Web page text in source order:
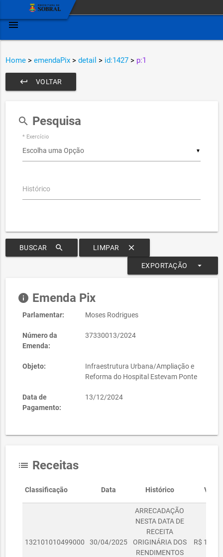
menu
Home > emendaPix > detail > id:1427 > p:1
VOLTAR
keyboard_return
search Pesquisa
▼
* Exercício
Histórico
BUSCAR search LIMPAR clear
EXPORTAÇÃO arrow_drop_down
info Emenda Pix
Parlamentar: Moses Rodrigues
Número da
Emenda:
37330013/2024
Objeto:
Infraestrutura Urbana/Ampliação e
Reforma do Hospital Estevam Ponte
Data de
Pagamento:
13/12/2024
list Receitas
Classificação Data Histórico Valor
132101010499000 30/04/2025
ARRECADAÇÃO
NESTA DATA DE
RECEITA
ORIGINÁRIA DOS
RENDIMENTOS
R$